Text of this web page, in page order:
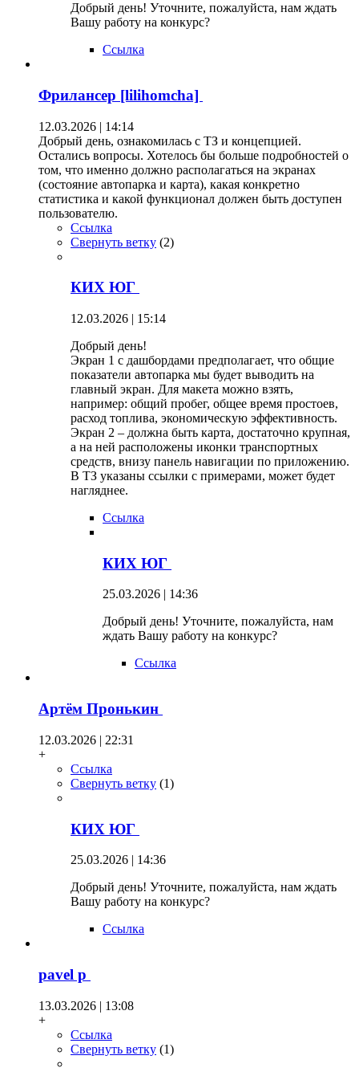
Добрый день! Уточните, пожалуйста, нам ждать
Вашу работу на конкурс?
Ссылка
Фрилансер [lilihomcha]
12.03.2026 | 14:14
Добрый день, ознакомилась с ТЗ и концепцией.
Остались вопросы. Хотелось бы больше подробностей о
том, что именно должно располагаться на экранах
(состояние автопарка и карта), какая конкретно
статистика и какой функционал должен быть доступен
пользователю.
Ссылка
Свернуть ветку (2)
КИХ ЮГ
12.03.2026 | 15:14
Добрый день!
Экран 1 с дашбордами предполагает, что общие
показатели автопарка мы будет выводить на
главный экран. Для макета можно взять,
например: общий пробег, общее время простоев,
расход топлива, экономическую эффективность.
Экран 2 – должна быть карта, достаточно крупная,
а на ней расположены иконки транспортных
средств, внизу панель навигации по приложению.
В ТЗ указаны ссылки с примерами, может будет
нагляднее.
Ссылка
КИХ ЮГ
25.03.2026 | 14:36
Добрый день! Уточните, пожалуйста, нам
ждать Вашу работу на конкурс?
Ссылка
Артём Пронькин
12.03.2026 | 22:31
+
Ссылка
Свернуть ветку (1)
КИХ ЮГ
25.03.2026 | 14:36
Добрый день! Уточните, пожалуйста, нам ждать
Вашу работу на конкурс?
Ссылка
pavel p
13.03.2026 | 13:08
+
Ссылка
Свернуть ветку (1)